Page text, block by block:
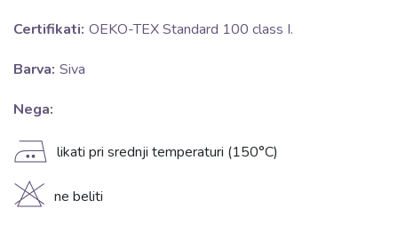
Certifikati: OEKO-TEX Standard 100 class I.
Barva: Siva
Nega:
E likati pri srednji temperaturi (150°C)
H ne beliti